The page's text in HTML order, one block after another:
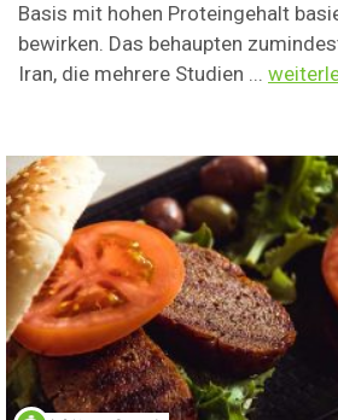
Basis mit hohen Proteingehalt
bewirken. Das behaupten
Iran, die mehrere Studien ...